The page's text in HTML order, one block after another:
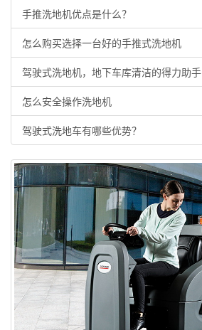
手推洗地机优点是什么？
怎么购买选择一台好的手推式洗地机
驾驶式洗地机，地下车库清洁的得力助手
怎么安全操作洗地机
驾驶式洗地车有哪些优势？